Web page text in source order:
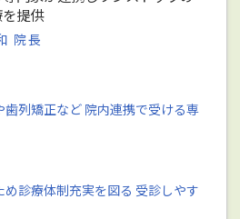
提供
院長
列矯正など 院内連携で受ける専
診療体制充実を図る 受診しやす